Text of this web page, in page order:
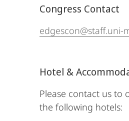
Congress Contact
edgescon@staff.uni-
Hotel &
Please contact us to
the following hotels: